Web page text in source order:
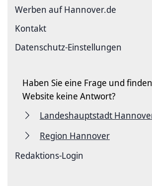
Werben auf Hannover.de
Kontakt
Datenschutz-Einstellungen
Haben Sie eine Frage und
Website keine Antwort?
Landeshauptstadt
Region Hannover
Redaktions-Login